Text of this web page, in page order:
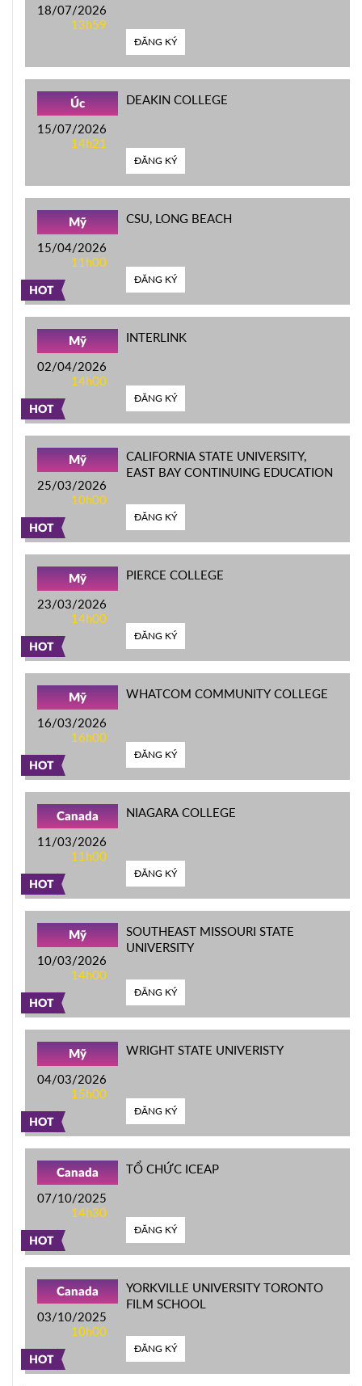
18/07/2026
13h59
ĐĂNG KÝ
Úc
15/07/2026
14h21
DEAKIN COLLEGE
ĐĂNG KÝ
HOT
Mỹ
15/04/2026
11h00
CSU, LONG BEACH
ĐĂNG KÝ
HOT
Mỹ
02/04/2026
14h00
INTERLINK
ĐĂNG KÝ
HOT
Mỹ
25/03/2026
10h00
CALIFORNIA STATE UNIVERSITY,
EAST BAY CONTINUING EDUCATION
ĐĂNG KÝ
HOT
Mỹ
23/03/2026
14h00
PIERCE COLLEGE
ĐĂNG KÝ
HOT
Mỹ
16/03/2026
16h00
WHATCOM COMMUNITY COLLEGE
ĐĂNG KÝ
HOT
Canada
11/03/2026
11h00
NIAGARA COLLEGE
ĐĂNG KÝ
HOT
Mỹ
10/03/2026
14h00
SOUTHEAST MISSOURI STATE
UNIVERSITY
ĐĂNG KÝ
HOT
Mỹ
04/03/2026
15h00
WRIGHT STATE UNIVERISTY
ĐĂNG KÝ
HOT
Canada
07/10/2025
14h30
TỔ CHỨC ICEAP
ĐĂNG KÝ
HOT
Canada
03/10/2025
10h00
YORKVILLE UNIVERSITY TORONTO
FILM SCHOOL
ĐĂNG KÝ